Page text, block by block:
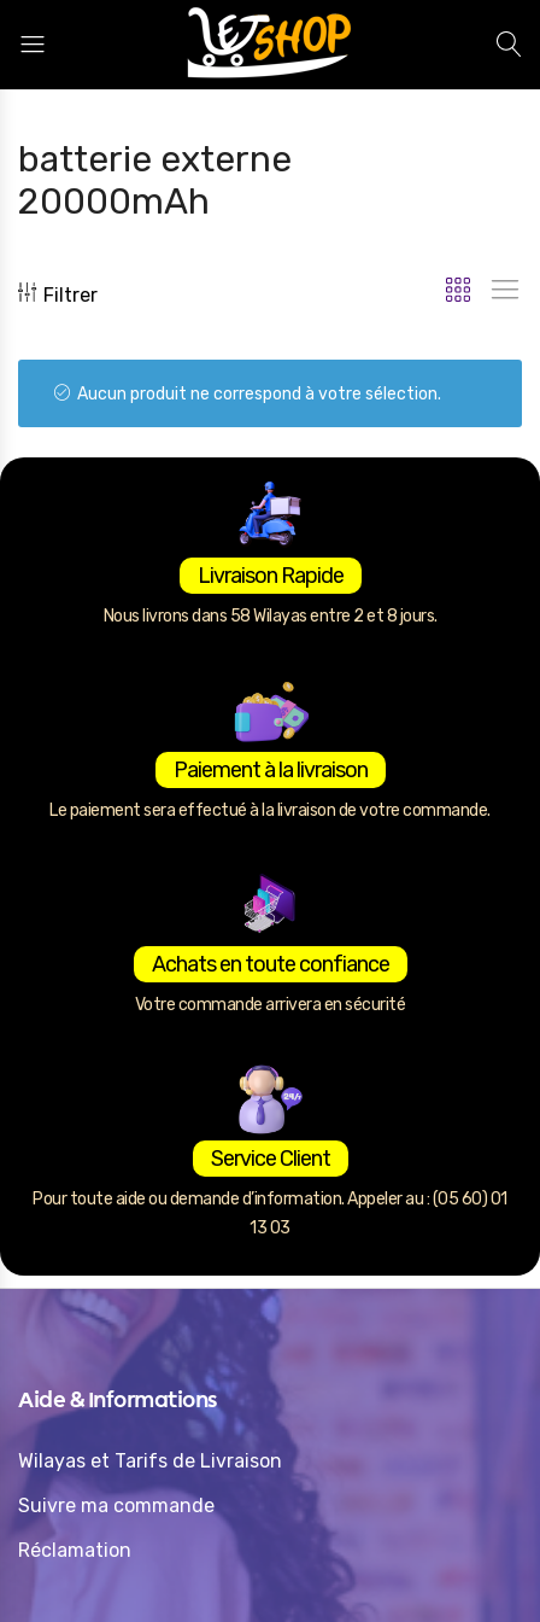
batterie externe
20000mAh
Filtrer
Aucun produit ne correspond à votre sélection.
Livraison Rapide
Nous livrons dans 58 Wilayas entre 2 et 8 jours.
Paiement à la livraison
Le paiement sera effectué à la livraison de votre commande.
Achats en toute confiance
Votre commande arrivera en sécurité
Service Client
Pour toute aide ou demande d’information. Appeler au : (05 60) 01
13 03
Aide & Informations
Wilayas et Tarifs de Livraison
Suivre ma commande
Réclamation